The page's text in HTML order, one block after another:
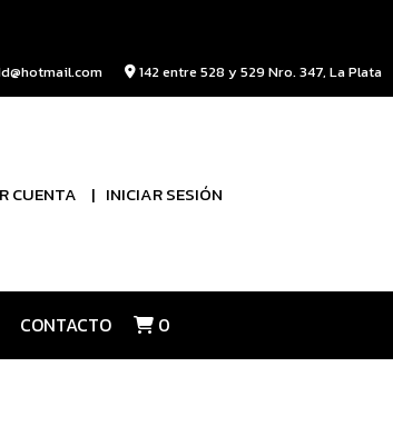
142 entre 528 y 529 Nro. 347, La Plata
CUENTA INICIAR SESIÓN
CONTACTO 0